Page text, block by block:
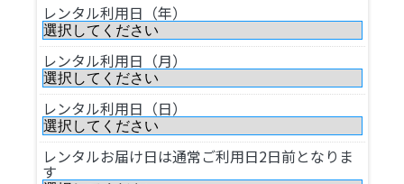
レンタル利用日（年）
レンタル利用日（月）
レンタル利用日（日）
レンタルお届け日は通常ご利用日2日前となりま
す